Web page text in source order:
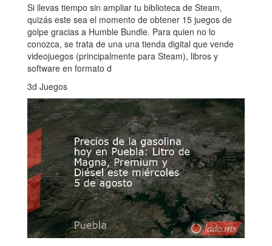
Si llevas tiempo sin ampliar tu biblioteca de Steam,
quizás este sea el momento de obtener 15 juegos de
golpe gracias a Humble Bundle. Para quien no lo
conozca, se trata de una una tienda digital que vende
videojuegos (principalmente para Steam), libros y
software en formato d
3d Juegos